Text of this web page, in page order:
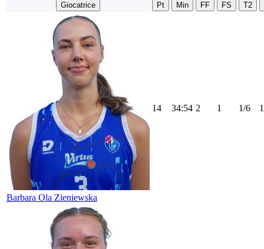
Giocatrice Pt Min FF FS T2
Barbara Ola Zieniewska
14 34:54 2 1 1/6